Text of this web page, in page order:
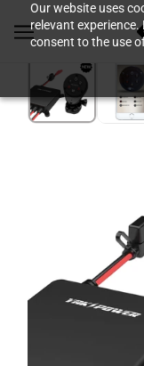
Our website uses
relevant experience.
consent to the use